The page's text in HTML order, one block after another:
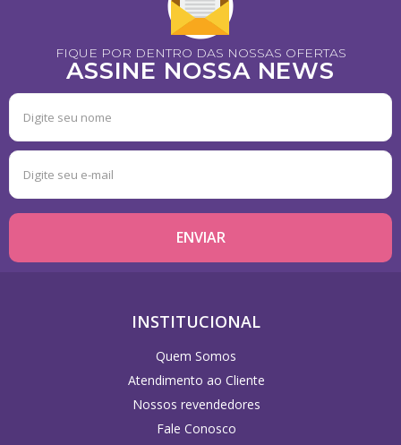
FIQUE POR DENTRO DAS NOSSAS OFERTAS
ASSINE NOSSA NEWS
INSTITUCIONAL
Quem Somos
Atendimento ao Cliente
Nossos revendedores
Fale Conosco